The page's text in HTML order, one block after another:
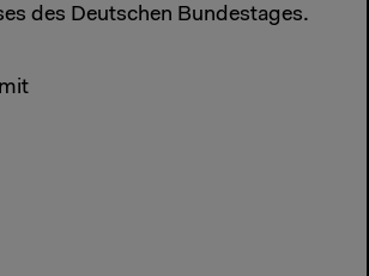
des Deutschen Bundestages.